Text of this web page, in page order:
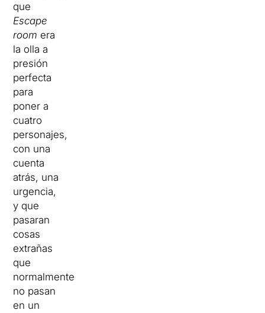
que
Escape
roomera
la olla a
presión
perfecta
para
poner a
cuatro
personajes,
con una
cuenta
atrás, una
urgencia,
y que
pasaran
cosas
extrañas
que
normalmente
no pasan
en un